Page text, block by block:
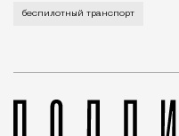
Вчера на МЦК
беспилотный транспорт